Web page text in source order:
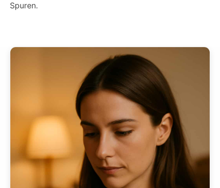
Spuren.